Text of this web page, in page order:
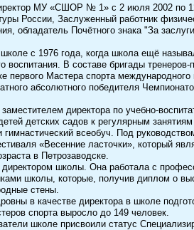
МУ «СШОР № 1» с 2 июля 2002 по 12
России, Заслуженный работник
обладатель Почётного знака "За
школе с 1976 года, когда школа ещё
воспитания. В составе бригады
первого Мастера спорта международного
абсолютного победителя
директора по учебно-
детских садов к регулярным
всеобуч. Под
«Весенние ласточки», который
в Петрозаводске.
школы. Она работала с
школы, которые, получив диплом о
стены.
в качестве директора в школе
спорта выросло до 149 человек.
школе присвоили статус